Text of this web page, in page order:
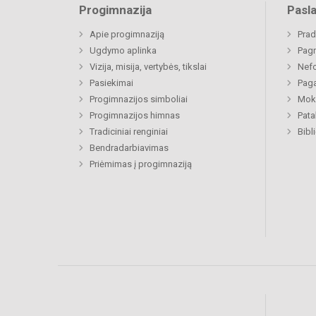
Progimnazija
Apie progimnaziją
Ugdymo aplinka
Vizija, misija, vertybės, tikslai
Pasiekimai
Progimnazijos simboliai
Progimnazijos himnas
Tradiciniai renginiai
Bendradarbiavimas
Priėmimas į progimnaziją